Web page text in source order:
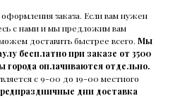
оформления заказа. Если вам нужен
с нами и мы предложим вам
доставить быстрее всего. Мы
бесплатно при заказе от 3500
города оплачиваются отдельно.
с 9-00 до 19-00 местного
дни доставка